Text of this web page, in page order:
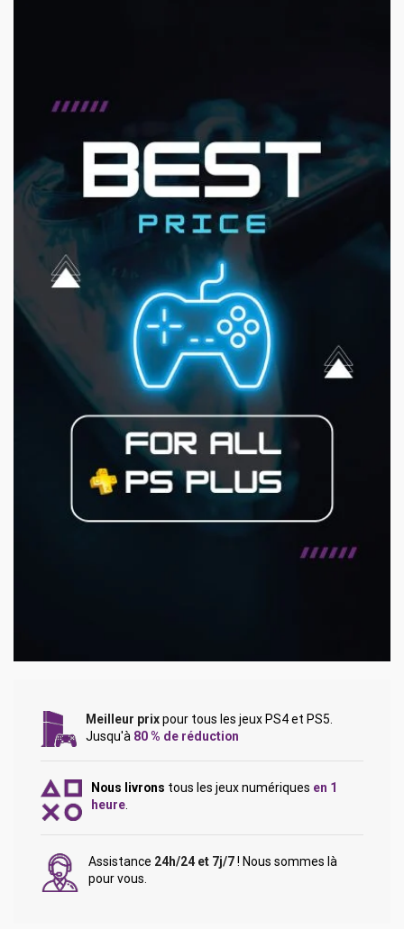
Meilleur prixpour tous les jeux PS4 et PS5.
Jusqu'à 80 % de réduction
Nous livrons tous les jeux numériques en 1
heure
Assistance 24h/24 et 7j/7! Nous sommes là
pour vous.